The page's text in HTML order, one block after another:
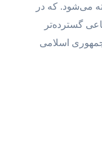
می‌شود. که در
گسترده‌تر
اسلامی